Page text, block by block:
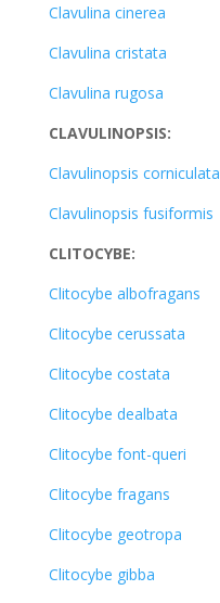
Clavulina cinerea
Clavulina cristata
Clavulina rugosa
CLAVULINOPSIS:
Clavulinopsis corniculata
Clavulinopsis fusiformis
CLITOCYBE:
Clitocybe albofragans
Clitocybe cerussata
Clitocybe costata
Clitocybe dealbata
Clitocybe font-queri
Clitocybe fragans
Clitocybe geotropa
Clitocybe gibba